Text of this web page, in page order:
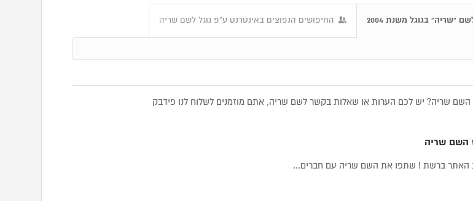
"שריה" בגוגל משנת 2004 החיפושים הנפוצים באינטרנט ע"פ גוגל לשם שריה
שריה? יש לכם הערות או שאלות בקשר לשם שריה, אתם מוזמנים לשלוח לנו פידבק
השם שריה
האתר ברשת ! שתפו את השם שריה עם חברים...